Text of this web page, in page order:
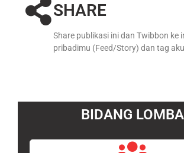
SHARE
Share publikasi ini dan Twibbon ke
pribadimu (Feed/Story) dan tag
BIDANG LOMBA